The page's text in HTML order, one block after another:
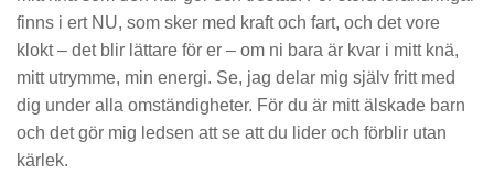
finns i ert NU, som sker med kraft och fart, och det vore
klokt – det blir lättare för er – om ni bara är kvar i mitt knä,
mitt utrymme, min energi. Se, jag delar mig själv fritt med
dig under alla omständigheter. För du är mitt älskade barn
och det gör mig ledsen att se att du lider och förblir utan
kärlek.